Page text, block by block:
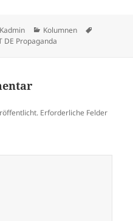
Kategorien
Kolumnen
DE Propaganda
Erforderliche Felder